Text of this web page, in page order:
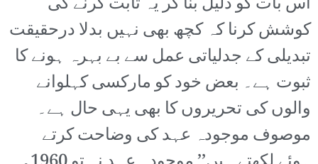
کوشش کرنا کہ کچھ بھی نہیں بدلا درحقیقت
تبدیلی کے جدلیاتی عمل سے بے بہرہ ہونے کا
ثبوت ہے۔ بعض خود کو مارکسی کہلوانے
والوں کی تحریروں کا بھی یہی حال ہے۔
موصوف موجودہ عہد کی وضاحت کرتے